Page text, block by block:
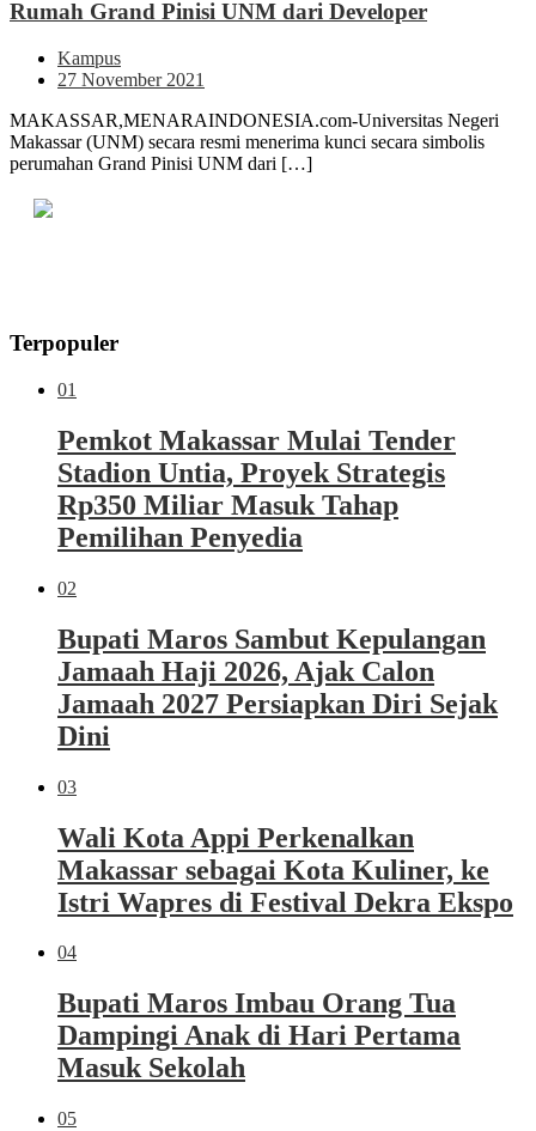
Rumah Grand Pinisi UNM dari Developer
Kampus
27 November 2021
MAKASSAR,MENARAINDONESIA.com-Universitas Negeri
Makassar (UNM) secara resmi menerima kunci secara simbolis
perumahan Grand Pinisi UNM dari […]
Terpopuler
01
Pemkot Makassar Mulai Tender
Stadion Untia, Proyek Strategis
Rp350 Miliar Masuk Tahap
Pemilihan Penyedia
02
Bupati Maros Sambut Kepulangan
Jamaah Haji 2026, Ajak Calon
Jamaah 2027 Persiapkan Diri Sejak
Dini
03
Wali Kota Appi Perkenalkan
Makassar sebagai Kota Kuliner, ke
Istri Wapres di Festival Dekra Ekspo
04
Bupati Maros Imbau Orang Tua
Dampingi Anak di Hari Pertama
Masuk Sekolah
05